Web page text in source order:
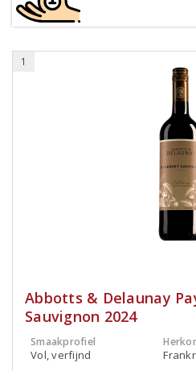
1
Abbotts & Delaunay
Sauvignon 2024
Smaakprofiel
Vol, verfijnd